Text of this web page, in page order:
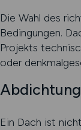
Die Wahl des
Bedingungen.
Projekts
oder
Ein Dach ist